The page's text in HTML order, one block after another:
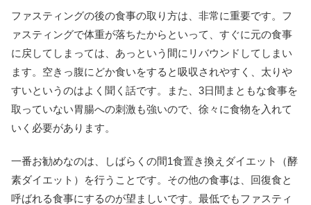
ファスティングの後の食事の取り方は、非常に重要です。フ
ァスティングで体重が落ちたからといって、すぐに元の食事
に戻してしまっては、あっという間にリバウンドしてしまい
ます。空きっ腹にどか食いをすると吸収されやすく、太りや
すいというのはよく聞く話です。また、3日間まともな食事を
取っていない胃腸への刺激も強いので、徐々に食物を入れて
いく必要があります。
一番お勧めなのは、しばらくの間1食置き換えダイエット（酵
素ダイエット）を行うことです。その他の食事は、回復食と
呼ばれる食事にするのが望ましいです。最低でもファスティ